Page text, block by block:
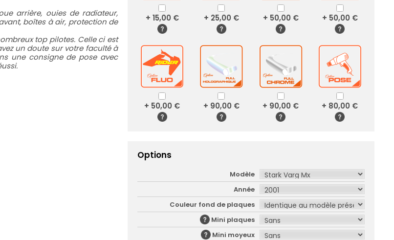
arrière, ouies de radiateur,
boîtes à air, protection de
top pilotes. Celle ci est
un doute sur votre faculté à
une consigne de pose avec
+ 15,00 € + 25,00 € + 50,00 € + 50,00 €
+ 50,00 € + 90,00 € + 90,00 € + 80,00 €
Options
Modèle
Année
Couleur fond de plaques
Mini plaques
Mini moyeux